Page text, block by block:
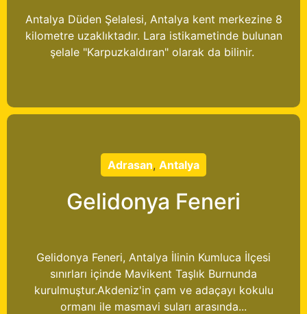
Antalya Düden Şelalesi, Antalya kent merkezine 8
kilometre uzaklıktadır. Lara istikametinde bulunan
şelale "Karpuzkaldıran" olarak da bilinir.
Adrasan, Antalya
Gelidonya Feneri
Gelidonya Feneri, Antalya İlinin Kumluca İlçesi
sınırları içinde Mavikent Taşlık Burnunda
kurulmuştur.Akdeniz'in çam ve adaçayı kokulu
ormanı ile masmavi suları arasında...